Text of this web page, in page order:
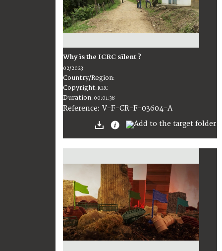
Why is the ICRC silent ?
02/2023
Country/Region:
Copyright:ICRC
Duration: 00:01:38
Reference: V-F-CR-F-03604-A